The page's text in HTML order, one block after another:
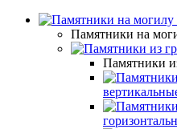
Памятники на
Памятники